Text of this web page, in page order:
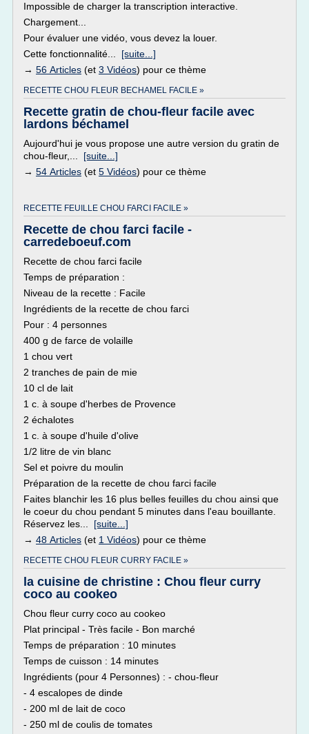
Impossible de charger la transcription interactive.
Chargement...
Pour évaluer une vidéo, vous devez la louer.
Cette fonctionnalité... [suite...]
→ 56 Articles (et 3 Vidéos) pour ce thème
RECETTE CHOU FLEUR BECHAMEL FACILE »
Recette gratin de chou-fleur facile avec
lardons béchamel
Aujourd'hui je vous propose une autre version du gratin de
chou-fleur,... [suite...]
→ 54 Articles (et 5 Vidéos) pour ce thème
RECETTE FEUILLE CHOU FARCI FACILE »
Recette de chou farci facile -
carredeboeuf.com
Recette de chou farci facile
Temps de préparation :
Niveau de la recette : Facile
Ingrédients de la recette de chou farci
Pour : 4 personnes
400 g de farce de volaille
1 chou vert
2 tranches de pain de mie
10 cl de lait
1 c. à soupe d'herbes de Provence
2 échalotes
1 c. à soupe d'huile d'olive
1/2 litre de vin blanc
Sel et poivre du moulin
Préparation de la recette de chou farci facile
Faites blanchir les 16 plus belles feuilles du chou ainsi que
le coeur du chou pendant 5 minutes dans l'eau bouillante.
Réservez les... [suite...]
→ 48 Articles (et 1 Vidéos) pour ce thème
RECETTE CHOU FLEUR CURRY FACILE »
la cuisine de christine : Chou fleur curry
coco au cookeo
Chou fleur curry coco au cookeo
Plat principal - Très facile - Bon marché
Temps de préparation : 10 minutes
Temps de cuisson : 14 minutes
Ingrédients (pour 4 Personnes) : - chou-fleur
- 4 escalopes de dinde
- 200 ml de lait de coco
- 250 ml de coulis de tomates